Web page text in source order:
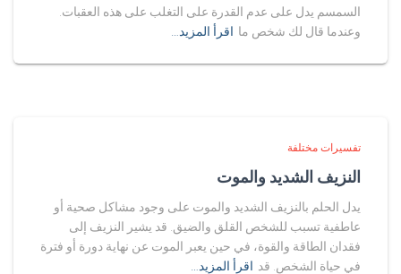
السمسم يدل على عدم القدرة على التغلب على هذه العقبات.
وعندما قال لك شخص ما اقرأ المزيد…
تفسيرات مختلفة
النزيف الشديد والموت
يدل الحلم بالنزيف الشديد والموت على وجود مشاكل صحية أو
عاطفية تسبب للشخص القلق والضيق. قد يشير النزيف إلى
فقدان الطاقة والقوة، في حين يعبر الموت عن نهاية دورة أو فترة
في حياة الشخص. قد اقرأ المزيد…